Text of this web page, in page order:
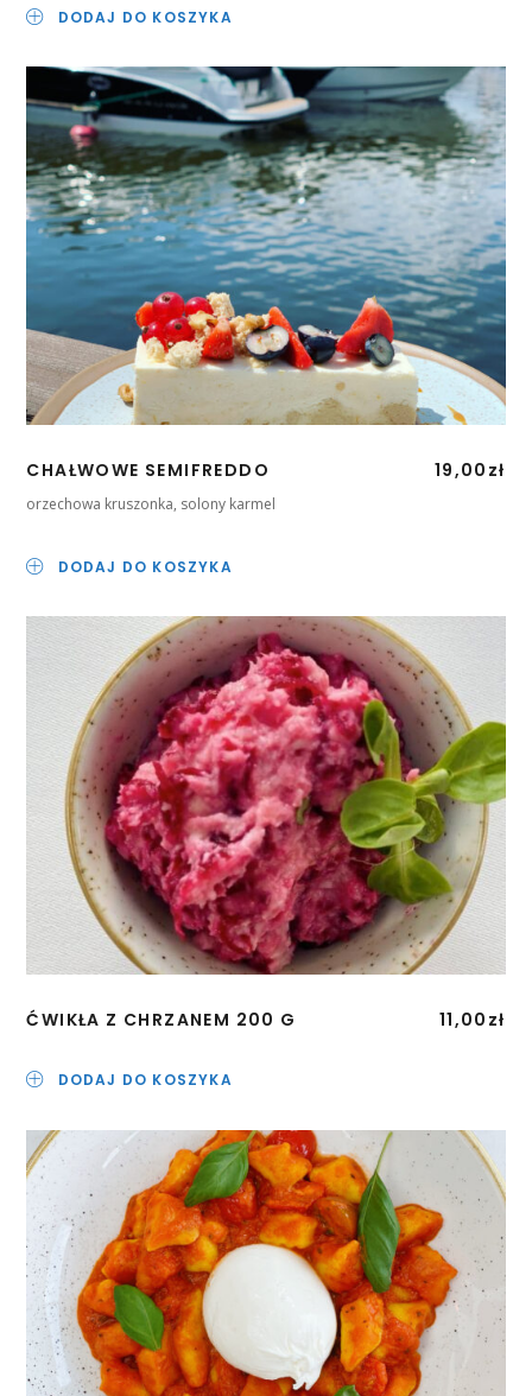
DODAJ DO KOSZYKA
CHAŁWOWE SEMIFREDDO 19,00 zł
orzechowa kruszonka, solony karmel
DODAJ DO KOSZYKA
ĆWIKŁA Z CHRZANEM 200 G 11,00 zł
DODAJ DO KOSZYKA